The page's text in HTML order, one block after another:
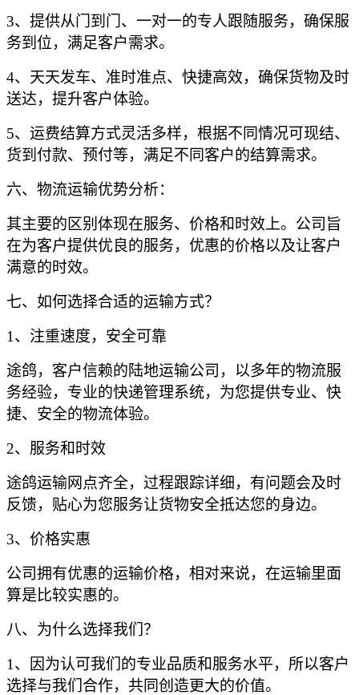
3、提供从门到门、一对一的专人跟随服务，确保服
务到位，满足客户需求。
4、天天发车、准时准点、快捷高效，确保货物及时
送达，提升客户体验。
5、运费结算方式灵活多样，根据不同情况可现结、
货到付款、预付等，满足不同客户的结算需求。
六、物流运输优势分析：
其主要的区别体现在服务、价格和时效上。公司旨
在为客户提供优良的服务，优惠的价格以及让客户
满意的时效。
七、如何选择合适的运输方式？
1、注重速度，安全可靠
途鸽，客户信赖的陆地运输公司，以多年的物流服
务经验，专业的快递管理系统，为您提供专业、快
捷、安全的物流体验。
2、服务和时效
途鸽运输网点齐全，过程跟踪详细，有问题会及时
反馈，贴心为您服务让货物安全抵达您的身边。
3、价格实惠
公司拥有优惠的运输价格，相对来说，在运输里面
算是比较实惠的。
八、为什么选择我们？
1、因为认可我们的专业品质和服务水平，所以客户
选择与我们合作，共同创造更大的价值。